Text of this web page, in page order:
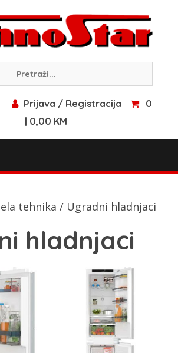
Prijava / Registracija
0
| 0,00 KM
tehnika / Ugradni hladnjaci
hladnjaci